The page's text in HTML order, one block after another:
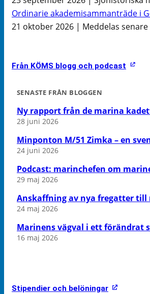
Ordinarie akademisammanträde i
21 oktober 2026 | Meddelas senare
Från KÖMS blogg och podcast
SENASTE FRÅN BLOGGEN
Ny rapport från de marina
28 juni 2026
Minponton M/51 Zimka – en
24 juni 2026
Podcast: marinchefen om
29 maj 2026
Anskaffning av nya fregatter
24 maj 2026
Marinens vägval i ett förändrat
16 maj 2026
Stipendier och belöningar